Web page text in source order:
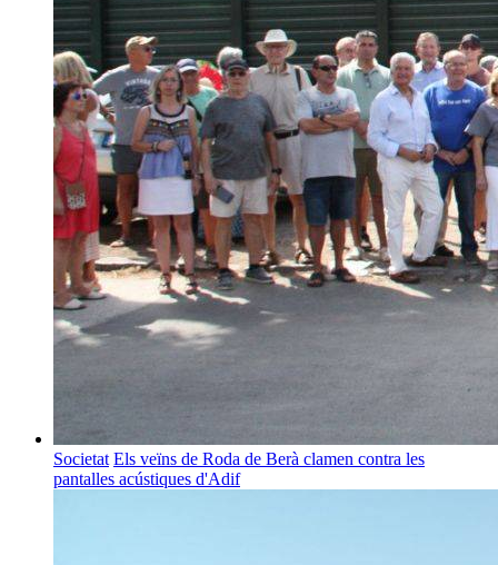
Societat Els veïns de Roda de Berà clamen contra les
pantalles acústiques d'Adif